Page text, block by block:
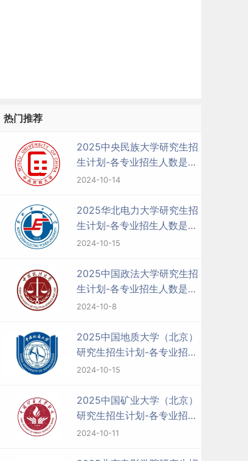
热门推荐
2025中央民族大学研究生招
生计划-各专业招生人数是多
少
2024-10-14
2025华北电力大学研究生招
生计划-各专业招生人数是多
少
2024-10-15
2025中国政法大学研究生招
生计划-各专业招生人数是多
少
2024-10-8
2025中国地质大学（北京）
研究生招生计划-各专业招生
人数是多少
2024-10-15
2025中国矿业大学（北京）
研究生招生计划-各专业招生
人数是多少
2024-10-11